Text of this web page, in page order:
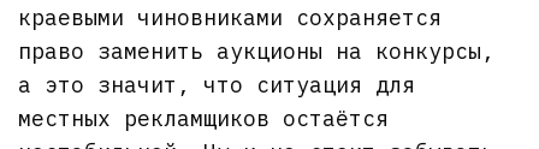
краевыми чиновниками сохраняется
право заменить аукционы на конкурсы,
а это значит, что ситуация для
местных рекламщиков остаётся